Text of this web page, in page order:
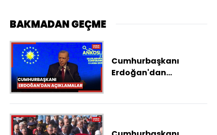
BAKMADAN GEÇME
Cumhurbaşkanı
Erdoğan'dan